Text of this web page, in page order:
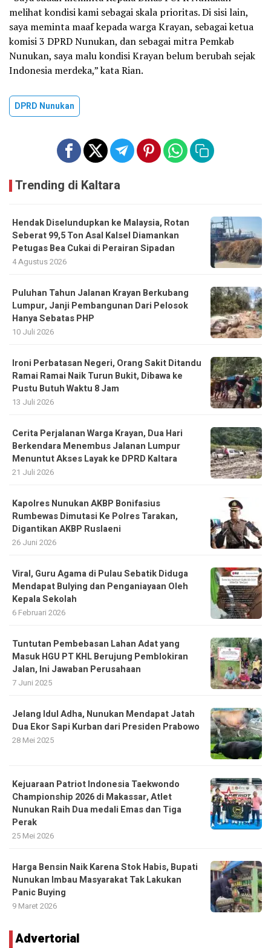
melihat kondisi kami sebagai skala prioritas. Di sisi lain,
saya meminta maaf kepada warga Krayan, sebagai ketua
komisi 3 DPRD Nunukan, dan sebagai mitra Pemkab
Nunukan, saya malu kondisi Krayan belum berubah sejak
Indonesia merdeka,” kata Rian.
DPRD Nunukan
Trending di Kaltara
Hendak Diselundupkan ke Malaysia, Rotan
Seberat 99,5 Ton Asal Kalsel Diamankan
Petugas Bea Cukai di Perairan Sipadan
4 Agustus 2026
Puluhan Tahun Jalanan Krayan Berkubang
Lumpur, Janji Pembangunan Dari Pelosok
Hanya Sebatas PHP
10 Juli 2026
Ironi Perbatasan Negeri, Orang Sakit Ditandu
Ramai Ramai Naik Turun Bukit, Dibawa ke
Pustu Butuh Waktu 8 Jam
13 Juli 2026
Cerita Perjalanan Warga Krayan, Dua Hari
Berkendara Menembus Jalanan Lumpur
Menuntut Akses Layak ke DPRD Kaltara
21 Juli 2026
Kapolres Nunukan AKBP Bonifasius
Rumbewas Dimutasi Ke Polres Tarakan,
Digantikan AKBP Ruslaeni
26 Juni 2026
Viral, Guru Agama di Pulau Sebatik Diduga
Mendapat Bulying dan Penganiayaan Oleh
Kepala Sekolah
6 Februari 2026
Tuntutan Pembebasan Lahan Adat yang
Masuk HGU PT KHL Berujung Pemblokiran
Jalan, Ini Jawaban Perusahaan
7 Juni 2025
Jelang Idul Adha, Nunukan Mendapat Jatah
Dua Ekor Sapi Kurban dari Presiden Prabowo
28 Mei 2025
Kejuaraan Patriot Indonesia Taekwondo
Championship 2026 di Makassar, Atlet
Nunukan Raih Dua medali Emas dan Tiga
Perak
25 Mei 2026
Harga Bensin Naik Karena Stok Habis, Bupati
Nunukan Imbau Masyarakat Tak Lakukan
Panic Buying
9 Maret 2026
Advertorial